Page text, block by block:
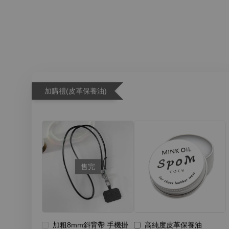
加購禮(皮革保養油)
售完
加粗8mm斜背帶 手機掛 高純度皮革保養油